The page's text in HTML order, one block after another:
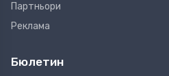
Партньори
Реклама
Бюлетин